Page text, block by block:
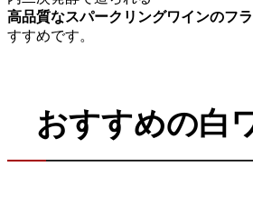
高品質なスパークリングワインのフ
すすめです。
おすすめの白